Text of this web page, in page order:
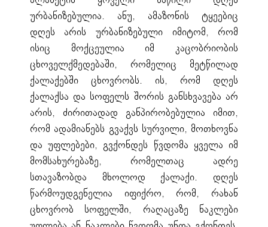
ურბანიზებულია. ანუ, ამაზონის ტყეებიც
დღეს არის ურბანიზებული იმიტომ, რომ
ისიც მოქცეულია იმ კაცობრიობის
ცხოველქმედებაში, რომელიც მეტწილად
ქალაქებში ცხოვრობს. ის, რომ დღეს
ქალაქსა და სოფელს შორის განსხვავება არ
არის, ძირითადად განპირობებულია იმით,
რომ ადამიანებს გვაქვს სურვილი, მოთხოვნა
და უფლებები, გვქონდეს წვდომა ყველა იმ
მომსახურებაზე, რომელთაც ადრე
სთავაზობდა მხოლოდ ქალაქი. დღეს
წარმოუდგენელია იფიქრო, რომ, რახან
ცხოვრობ სოფელში, რაღაცაზე ნაკლები